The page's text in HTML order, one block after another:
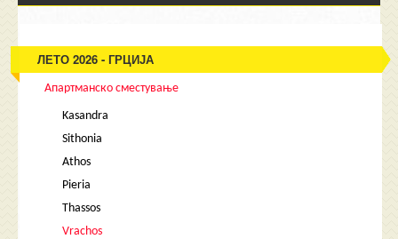
ЛЕТО 2026 - ГРЦИЈА
Апартманско сместување
Kasandra
Sithonia
Athos
Pieria
Thassos
Vrachos